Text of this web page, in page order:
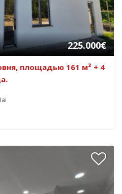
225.000€
площадью 161 м² + 4